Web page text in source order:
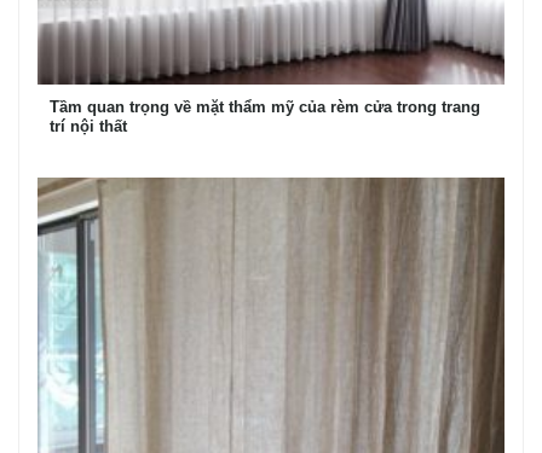
Tầm quan trọng về mặt thẩm mỹ của rèm cửa trong trang
trí nội thất